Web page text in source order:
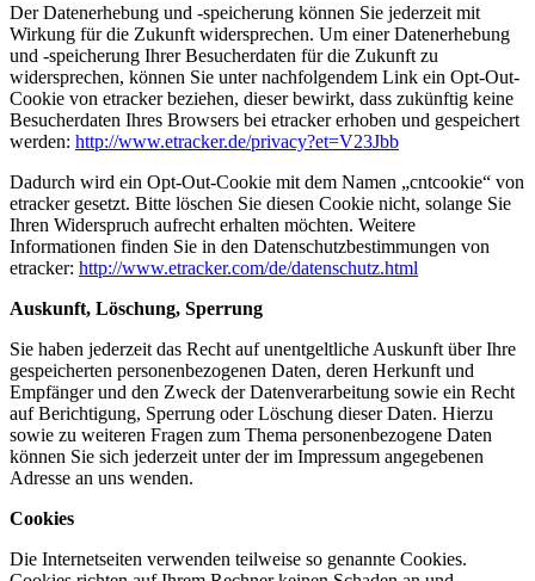
Der Datenerhebung und -speicherung können Sie jederzeit mit
Wirkung für die Zukunft widersprechen. Um einer Datenerhebung
und -speicherung Ihrer Besucherdaten für die Zukunft zu
widersprechen, können Sie unter nachfolgendem Link ein Opt-Out-
Cookie von etracker beziehen, dieser bewirkt, dass zukünftig keine
Besucherdaten Ihres Browsers bei etracker erhoben und gespeichert
werden: http://www.etracker.de/privacy?et=V23Jbb
Dadurch wird ein Opt-Out-Cookie mit dem Namen „cntcookie“ von
etracker gesetzt. Bitte löschen Sie diesen Cookie nicht, solange Sie
Ihren Widerspruch aufrecht erhalten möchten. Weitere
Informationen finden Sie in den Datenschutzbestimmungen von
etracker: http://www.etracker.com/de/datenschutz.html
Auskunft, Löschung, Sperrung
Sie haben jederzeit das Recht auf unentgeltliche Auskunft über Ihre
gespeicherten personenbezogenen Daten, deren Herkunft und
Empfänger und den Zweck der Datenverarbeitung sowie ein Recht
auf Berichtigung, Sperrung oder Löschung dieser Daten. Hierzu
sowie zu weiteren Fragen zum Thema personenbezogene Daten
können Sie sich jederzeit unter der im Impressum angegebenen
Adresse an uns wenden.
Cookies
Die Internetseiten verwenden teilweise so genannte Cookies.